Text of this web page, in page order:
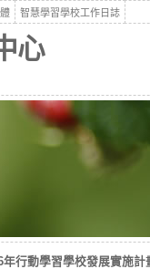
智慧學習學校工作日誌
心
年行動學習學校發展實施計